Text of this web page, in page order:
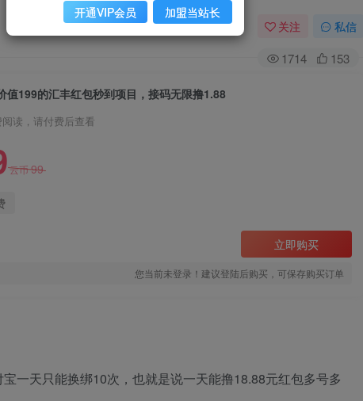
关注 私信
1714 153
值199的汇丰红包秒到项目，接码无限撸1.88
读，请付费后查看
云币99
立即购买
您当前未登录！建议登陆后购买，可保存购买订单
一天只能换绑10次，也就是说一天能撸18.88元红包多号多
开通VIP会员 加盟当站长